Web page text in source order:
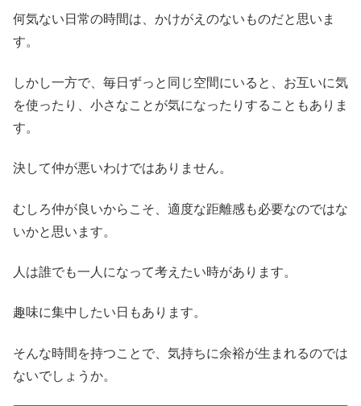
何気ない日常の時間は、かけがえのないものだと思いま
す。
しかし一方で、毎日ずっと同じ空間にいると、お互いに気
を使ったり、小さなことが気になったりすることもありま
す。
決して仲が悪いわけではありません。
むしろ仲が良いからこそ、適度な距離感も必要なのではな
いかと思います。
人は誰でも一人になって考えたい時があります。
趣味に集中したい日もあります。
そんな時間を持つことで、気持ちに余裕が生まれるのでは
ないでしょうか。